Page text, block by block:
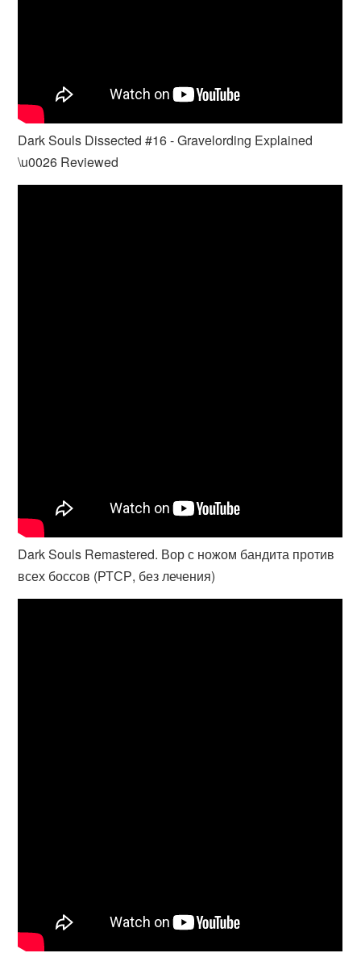
Dark Souls Dissected #16 - Gravelording Explained
\u0026 Reviewed
Dark Souls Remastered. Вор с ножом бандита против
всех боссов (РТСР, без лечения)